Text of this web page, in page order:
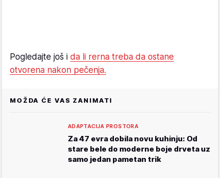
Pogledajte još i da li rerna treba da ostane
otvorena nakon pečenja.
MOŽDA ĆE VAS ZANIMATI
ADAPTACIJA PROSTORA
Za 47 evra dobila novu kuhinju: Od
stare bele do moderne boje drveta uz
samo jedan pametan trik